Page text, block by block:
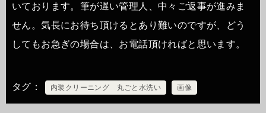
いております。筆が遅い管理人、中々ご返事が進みま
せん。気長にお待ち頂けるとあり難いのですが、どう
してもお急ぎの場合は、お電話頂ければと思います。
タグ 内装クリーニング 丸ごと水洗い 画像